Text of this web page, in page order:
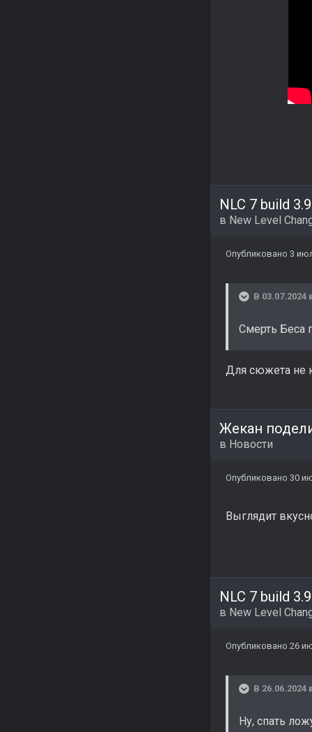
NLC 7 build 3.9
в New Level
Опубликовано 3
В 03.07.2024
Смерть Беса
Для сюжета не
Жекан
в Новости
Опубликовано 30
Выглядит
NLC 7 build 3.9
в New Level
Опубликовано 26
В 26.06.2024
Ну, спать